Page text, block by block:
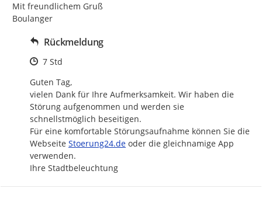
Mit freundlichem Gruß
Boulanger
Rückmeldung
Zeitpunkt des Erstellens
7 Std
Guten Tag,
vielen Dank für Ihre Aufmerksamkeit. Wir haben die
Störung aufgenommen und werden sie
schnellstmöglich beseitigen.
Für eine komfortable Störungsaufnahme können Sie die
Webseite http://
Stoerung24.de oder die gleichnamige App
verwenden.
Ihre Stadtbeleuchtung